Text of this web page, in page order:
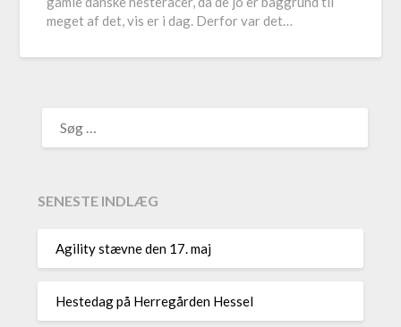
meget af det, vis er i dag. Derfor var det…
EFTER:
SENESTE INDLÆG
Agility stævne den 17. maj
Hestedag på Herregården Hessel